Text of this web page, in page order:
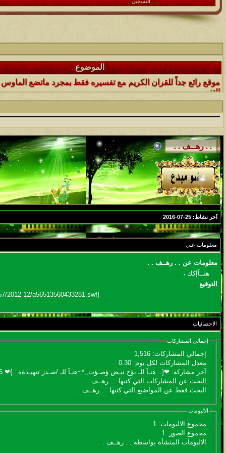
الموضوع
الموضوع
موقع رائع جداً للقران الكريم مع تفسيره فقط بمجرد ماتضع
التفسير
حافز يستثني وساهريعم ويشمل؟
الموضوع
إثـبت وجـودك , لآتقرأ وترحل ,شآرك بـ رد أو موضوع !!
الموضوع
موقع يعلمك التجويد خطوة بخطوة بالصوت والصوره...
الموضوع
مسابقة ( اعرف من صاحب هذه الصوره )
الموضوع
غير اسم اللي قبلك
المنتدى كالأنسان
ܓܨ الإعجآز العلمي في التين و الزيتون , الذي ادخل الفريق البحث
آخر نشاط:
معلومات عني
معلومات عن . . رهــف . .
هنــآإكك ،
التوقيع
[flash=http://img8.7ozn.com/files57/2012-12/a56513560433281.swf]WIDTH=500 HEIGHT=457[/flash]
الاحصائيات
إجمالي المشاركات
إجمالي المشاركات:
معدل المشاركات لكل يوم:
آخر مشاركة: ❤{.. هنـآ للـ بؤح نبـض ؤصـؤت,,*~هنـآ للـ /صـدر تنهيـدةة ..}❤
البحث عن المشاركات التي كتبها . . رهــف . .
البحث فقط عن المواضيع التي كتبها . . رهــف . .
الالبومات
مجموع الالبومات:
مجموع الصور:
الالبومات المنشأة بواسطة . . رهــف . .